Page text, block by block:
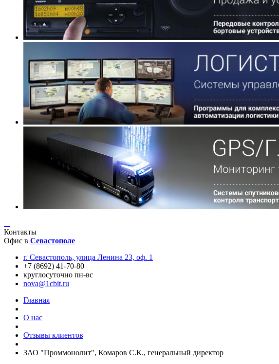
Контакты
Офис в Севастополе
г. Севастополь, улица Ленина 23, оф. 1
+7 (8692) 41-70-80
круглосуточно пн-вс
nova@1cbit.ru
Главная
О нас
Отзывы клиентов
ЗАО "Проммонолит", Комаров С.К., генеральный директор